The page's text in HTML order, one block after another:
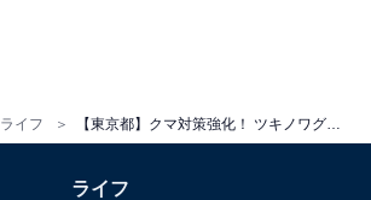
ライフ
ライフ